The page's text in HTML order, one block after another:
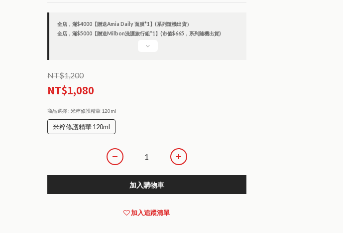
全店，滿$4000【贈送Amia Daily 面膜*1】(系列隨機出貨）
全店，滿$5000【贈送Milbon洗護旅行組*1】(市值$665，系列隨機出貨)
NT$1,200
NT$1,080
商品選擇 : 米粹修護精華 120ml
米粹修護精華 120ml
加入購物車
加入追蹤清單